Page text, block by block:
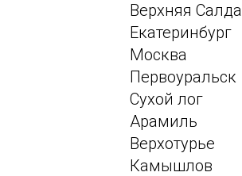
Верхняя Салда
Екатеринбург
Москва
Первоуральск
Сухой лог
Арамиль
Верхотурье
Камышлов